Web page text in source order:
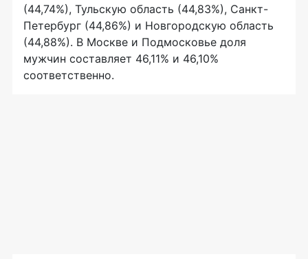
(44,74%), Тульскую область (44,83%), Санкт-
Петербург (44,86%) и Новгородскую область
(44,88%). В Москве и Подмосковье доля
мужчин составляет 46,11% и 46,10%
соответственно.